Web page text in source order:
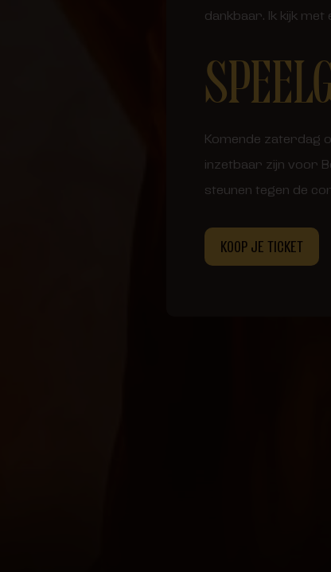
dankbaar. Ik kijk
Komende zaterdag
inzetbaar zijn voor
steunen tegen de
KOOP JE TICKET